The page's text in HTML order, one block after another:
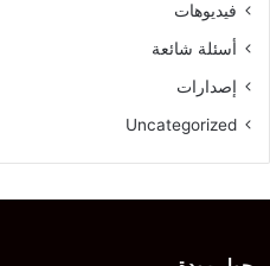
فيديوهات
أسئلة شائعة
إصدارات
Uncategorized